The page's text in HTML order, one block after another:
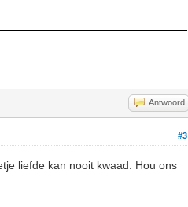
Antwoord
#3
liefde kan nooit kwaad. Hou ons